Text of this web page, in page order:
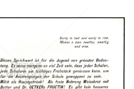
Dr. August Oetker Nahrungsmittel KG